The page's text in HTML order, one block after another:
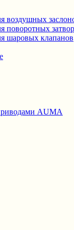
воздушных
поворотных
шаровых клапанов
AUMA